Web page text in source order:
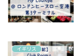
イギリス